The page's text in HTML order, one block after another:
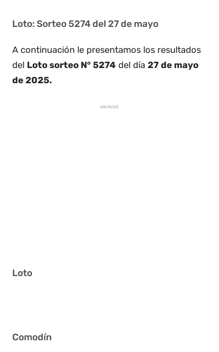
Loto: Sorteo 5274 del 27 de mayo
A continuación le presentamos los resultados
del Loto sorteo N° 5274 del día 27 de mayo
de 2025.
ANUNCIOS
Loto
Comodín